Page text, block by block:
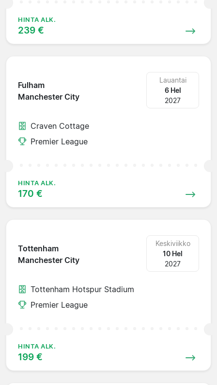
HINTA ALK.
239 €
Fulham
Manchester City
Lauantai
6 Hel
2027
Craven Cottage
Premier League
HINTA ALK.
170 €
Tottenham
Manchester City
Keskiviikko
10 Hel
2027
Tottenham Hotspur Stadium
Premier League
HINTA ALK.
199 €